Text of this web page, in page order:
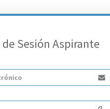
Sesión Aspirante